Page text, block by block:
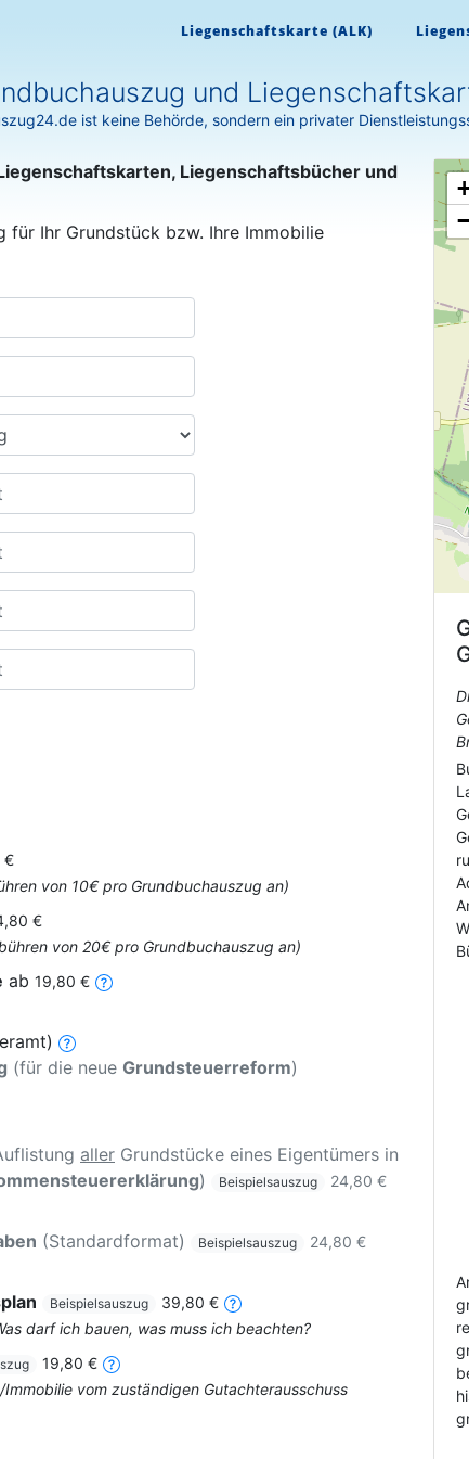
Liegenschaftskarte (ALK)
und
ist keine Behörde, sondern ein privater
Liegenschaftsbücher und
für Ihr Grundstück bzw. Ihre Immobilie
€
von 10€ pro Grundbuchauszug an)
€
von 20€ pro Grundbuchauszug an)
ab 19,80 €
(für die neue Grundsteuerreform)
aller Grundstücke eines Eigentümers in
) Beispielsauszug
24,80 €
(Standardformat) Beispielsauszug
24,80 €
Beispielsauszug
39,80 €
darf ich bauen, was muss ich beachten?
19,80 €
vom zuständigen Gutachterausschuss